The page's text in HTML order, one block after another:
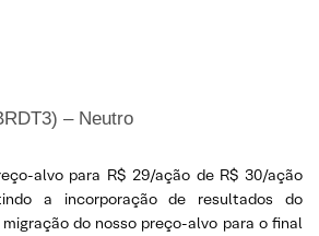
– Neutro
alvo para R$ 29/ação de R$ 30/ação
a incorporação de resultados do
do nosso preço-alvo para o final